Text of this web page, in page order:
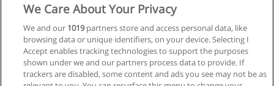
We Care About Your Privacy
We and our 1019partners store and access personal data, like
browsing data or unique identifiers, on your device. Selecting I
Accept enables tracking technologies to support the purposes
shown under we and our partners process data to provide. If
trackers are disabled, some content and ads you see may not be as